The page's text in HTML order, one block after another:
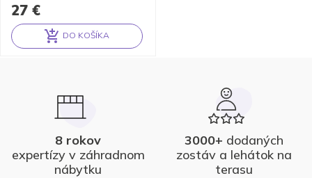
27 €
DO KOŠÍKA
8 rokov
expertízy v záhradnom
nábytku
3000+ dodaných
zostáv a lehátok na
terasu